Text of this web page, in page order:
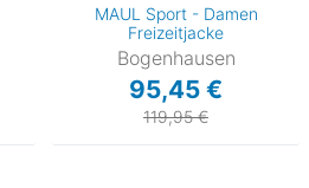
MAUL Sport - Damen
Freizeitjacke
Bogenhausen
95,45 €
119,95 €